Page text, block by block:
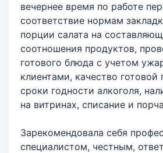
вечернее время по работе
соответствие нормам
порции салата на
соотношения продуктов,
готового блюда с учетом
клиентами, качество готовой
сроки годности алкоголя,
на витринах, списание и
Зарекомендовала себя
специалистом, честным,